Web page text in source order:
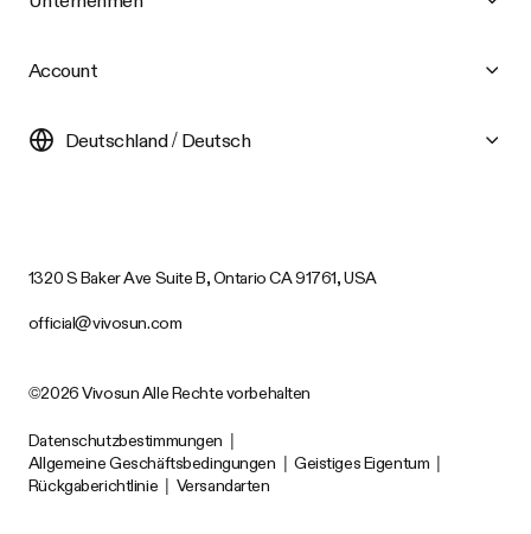
Account
Deutschland / Deutsch
1320 S Baker Ave Suite B, Ontario CA 91761, USA
official@vivosun.com
©2026 Vivosun Alle Rechte vorbehalten
Datenschutzbestimmungen
Allgemeine Geschäftsbedingungen
Geistiges Eigentum
Rückgaberichtlinie
Versandarten